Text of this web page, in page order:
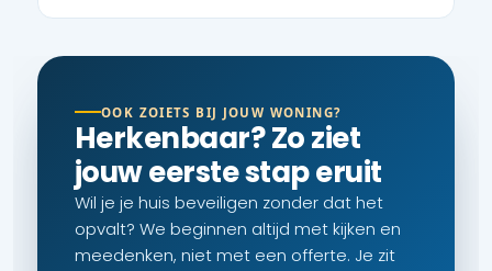
OOK ZOIETS BIJ JOUW WONING?
Herkenbaar? Zo ziet
jouw eerste stap eruit
Wil je je huis beveiligen zonder dat het
opvalt? We beginnen altijd met kijken en
meedenken, niet met een offerte. Je zit